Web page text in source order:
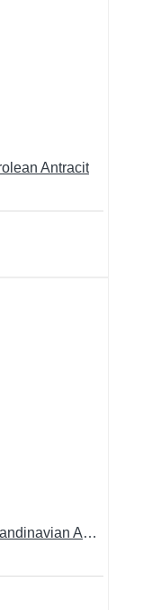
Antracit
FL Business Leather Decor Scandinavian Antracit